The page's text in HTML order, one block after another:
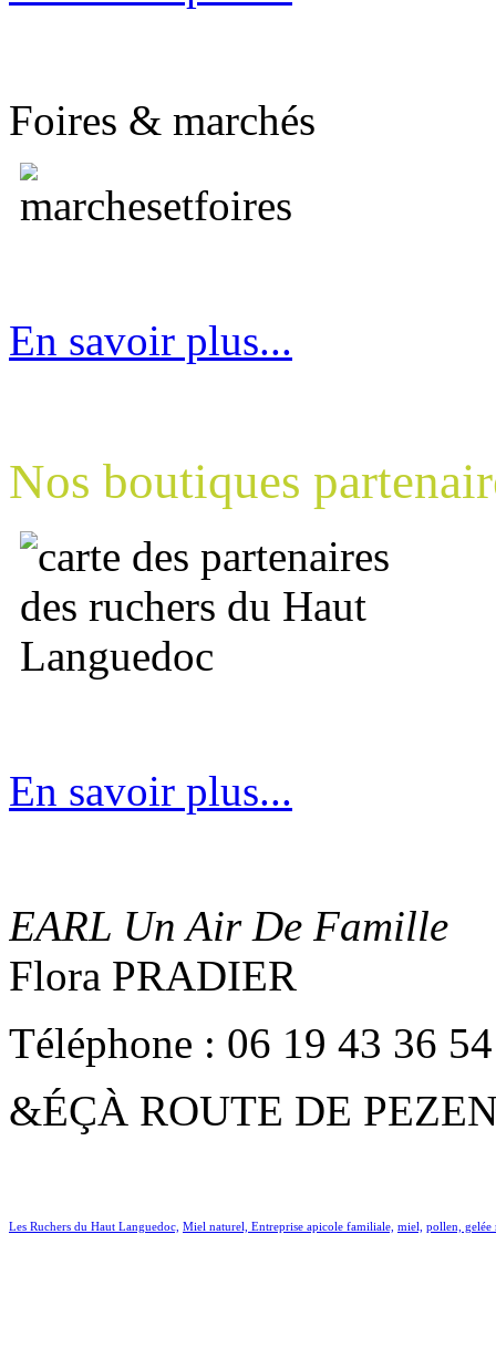
Foires & marchés
En savoir plus...
Nos boutiques
En savoir plus...
EARL Un Air De Famille
Flora PRADIER
Téléphone : 06 19 43 36 54
&ÉÇÀ ROUTE DE
Les Ruchers du Haut Languedoc, Miel naturel, Entreprise apicole familiale, miel, pollen, gelée